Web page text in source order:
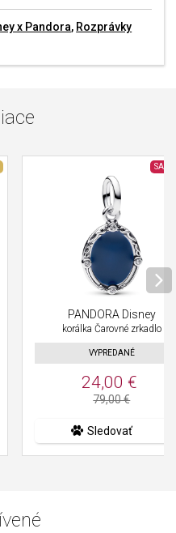
x Pandora, Rozprávky
SALE
PANDORA Disney
korálka Čarovné zrkadlo
VYPREDANÉ
24,00 €
79,00 €
Sledovať